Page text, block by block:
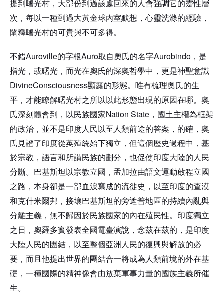
提到曙光村，大部份到過該處回來的人會強調它的靈性層
次，每以一種到過大黃金球內室默想，心靈洗滌的經驗，
闡釋曙光村的可貴與不可多得。
不錯Auroville的字根Auro取自奧氏的名字Aurobindo ，是
指光，或曙光，而光在奧氏的深奧哲學中，更是神聖意識
DivineConsciousness顯露的形態。唯有梳理奧氏的生
平，才能瞭解曙光村之所以以此形態出現的原因在哪。奧
氏深刻體會到，以民族國家Nation State ，國土主權為框架
的政治，並不是印度人民以至人類前途的答案，的確，奧
氏見證了印度從英殖統始下獨立，但這個歷史過程中，基
於宗教，語言和所謂民族的劃分，也促使印度大陸的人民
分斷。巴基斯坦以宗教立國，孟加拉由語文運動啟程立國
之路，本身卻是一部血淚寫成的流徙史，以至印度的查漠
和克什米爾邦 ， 接壤巴基斯坦的旁遮普地區的持續內亂與
分離主義，無不歸因於民族國家的內在殖民性。印度獨立
之日，奧羅多賓發表全國電臺演說，念茲在茲的，是印度
大陸人民的團結，以至整個亞洲人民的復興與解放的必
要，而且他提出世界的團結合一將成為人類前境的外在基
礎，一種國際的精神像會由放棄軍事力量的國族主義所催
生。